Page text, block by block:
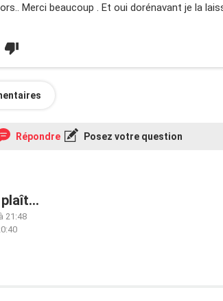
Merci beaucoup . Et oui dorénavant je la
Répondre Posez votre question
21:48